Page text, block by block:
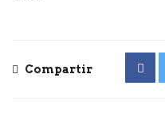
Compartir